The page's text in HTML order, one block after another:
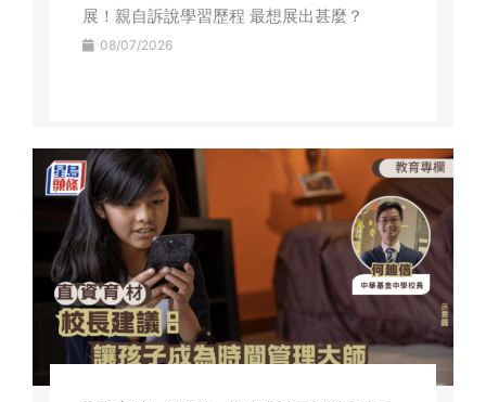
展！親自訴說學習歷程 最想展出甚麼？
08/07/2026